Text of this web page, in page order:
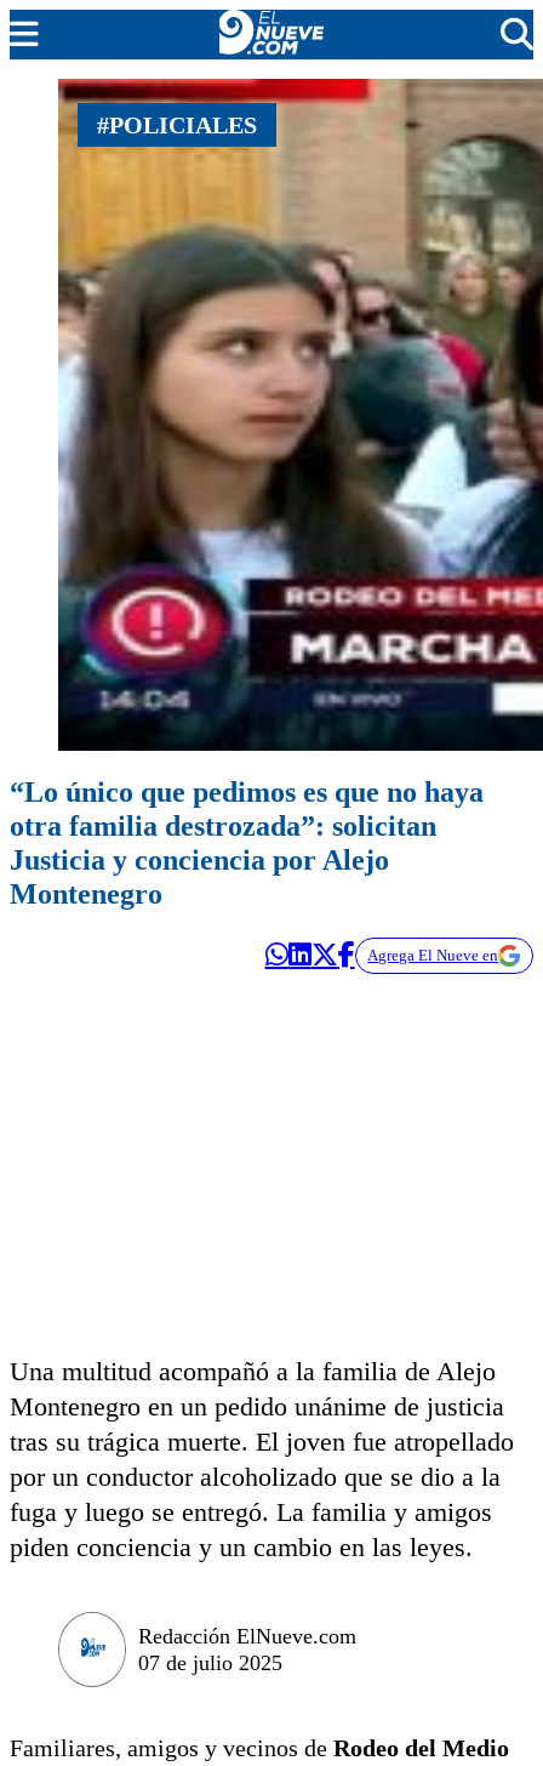
MENDOZA
CADA DÍA
PROTAGONISTAS
EL NUEVE STREAMS
PROGRAMACIÓN
EN VIVO
#POLICIALES
“Lo único que pedimos es que no haya
otra familia destrozada”: solicitan
Justicia y conciencia por Alejo
Montenegro
Agrega El Nueve en
Una multitud acompañó a la familia de Alejo
Montenegro en un pedido unánime de justicia
tras su trágica muerte. El joven fue atropellado
por un conductor alcoholizado que se dio a la
fuga y luego se entregó. La familia y amigos
piden conciencia y un cambio en las leyes.
Redacción ElNueve.com
07 de julio 2025
Familiares, amigos y vecinos de Rodeo del Medio